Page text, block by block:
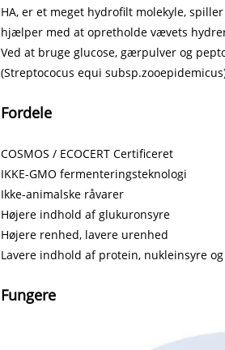
HA, er et meget hydrofilt molekyle,
hjælper med at opretholde vævets
Ved at bruge glucose, gærpulver og
(Streptococus equi
Fordele
COSMOS / ECOCERT Certificeret
IKKE-GMO fermenteringsteknologi
Ikke-animalske råvarer
Højere indhold af glukuronsyre
Højere renhed, lavere urenhed
Lavere indhold af protein, nukleinsyre
Fungere